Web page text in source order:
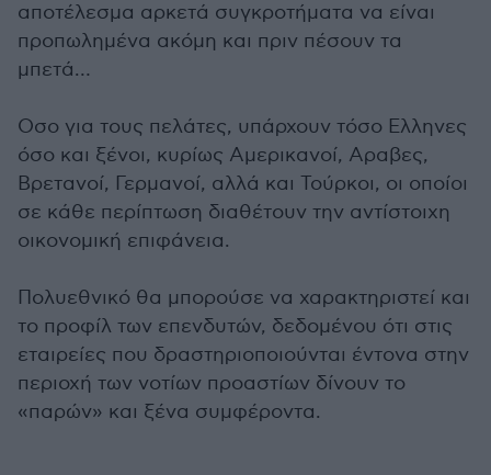
αποτέλεσμα αρκετά συγκροτήματα να είναι
προπωλημένα ακόμη και πριν πέσουν τα
μπετά…
Οσο για τους πελάτες, υπάρχουν τόσο Ελληνες
όσο και ξένοι, κυρίως Αμερικανοί, Αραβες,
Βρετανοί, Γερμανοί, αλλά και Τούρκοι, οι οποίοι
σε κάθε περίπτωση διαθέτουν την αντίστοιχη
οικονομική επιφάνεια.
Πολυεθνικό θα μπορούσε να χαρακτηριστεί και
το προφίλ των επενδυτών, δεδομένου ότι στις
εταιρείες που δραστηριοποιούνται έντονα στην
περιοχή των νοτίων προαστίων δίνουν το
«παρών» και ξένα συμφέροντα.